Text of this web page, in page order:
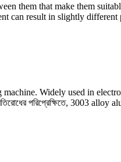
them that make them
can result in slightly different
machine. Widely used in
পরিপ্রেক্ষিতে, 3003 alloy